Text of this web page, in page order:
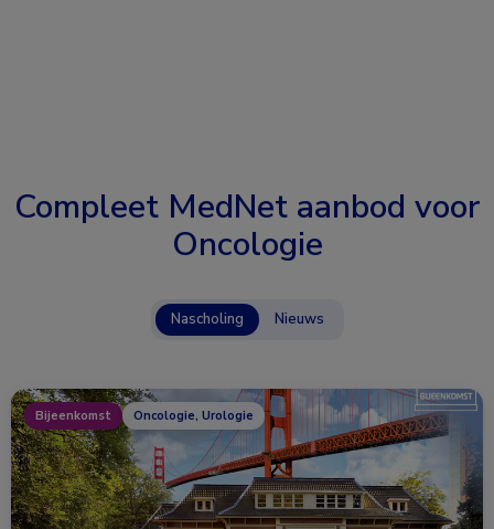
Compleet MedNet aanbod voor
Oncologie
Nascholing Nieuws
Bijeenkomst Oncologie, Urologie